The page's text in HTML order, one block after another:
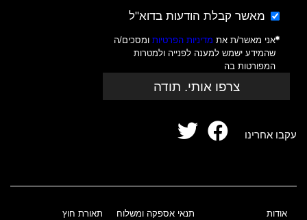
מאשר קבלת הודעות בדוא"ל
אני מאשר/ת את מדיניות הפרטיותומסכים/ה
שהמידע ישמש למענה לפנייה ולמטרות
המפורטות בה
צרפו אותי. תודה
עקבו אחרינו
אודות תנאי אספקה ומשלוח תאורת חוץ